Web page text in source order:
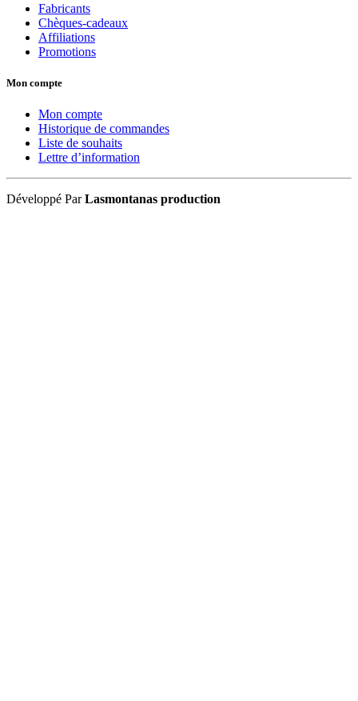
Fabricants
Chèques-cadeaux
Affiliations
Promotions
Mon compte
Mon compte
Historique de commandes
Liste de souhaits
Lettre d’information
Développé ParLasmontanas production